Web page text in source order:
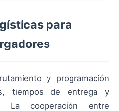
para
y programación
tiempos de entrega y
La cooperación entre